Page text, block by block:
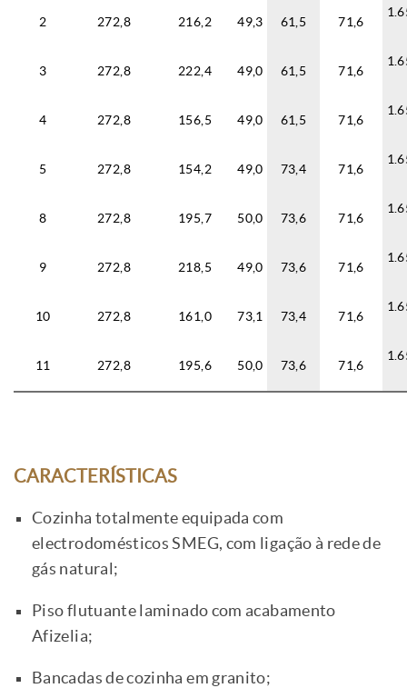
2 272,8 216,2 49,3 61,5 71,6
3 272,8 222,4 49,0 61,5 71,6
4 272,8 156,5 49,0 61,5 71,6
5 272,8 154,2 49,0 73,4 71,6
8 272,8 195,7 50,0 73,6 71,6
9 272,8 218,5 49,0 73,6 71,6
10 272,8 161,0 73,1 73,4 71,6
11 272,8 195,6 50,0 73,6 71,6
CARACTERÍSTICAS
Cozinha totalmente equipada com
electrodomésticos SMEG, com ligação à rede de
gás natural;
Piso flutuante laminado com acabamento
Afizelia;
Bancadas de cozinha em granito;